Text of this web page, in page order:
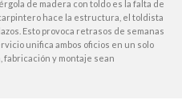
de madera con toldo es la falta de
hace la estructura, el toldista
Esto provoca retrasos de semanas
unifica ambos oficios en un solo
fabricación y montaje sean